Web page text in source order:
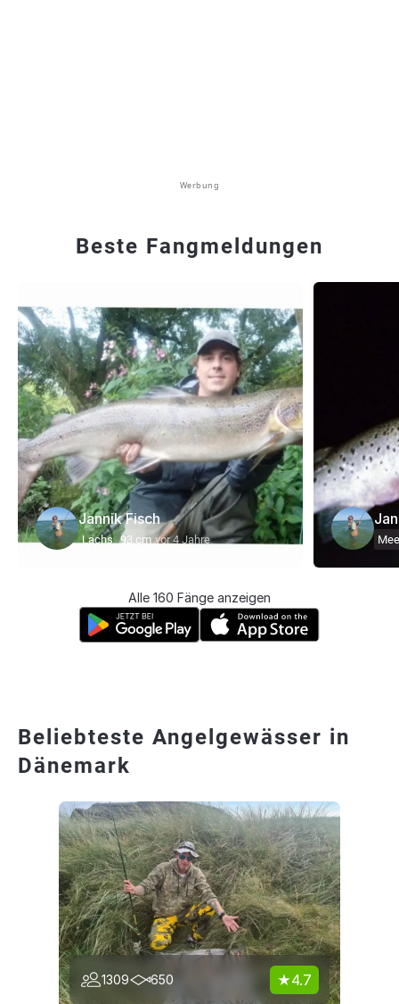
Werbung
Beste Fangmeldungen
Jannik Fisch
Lachs 93 cm vor 4 Jahre
Alle 160 Fänge anzeigen
Beliebteste Angelgewässer in
Dänemark
1309 650 4.7